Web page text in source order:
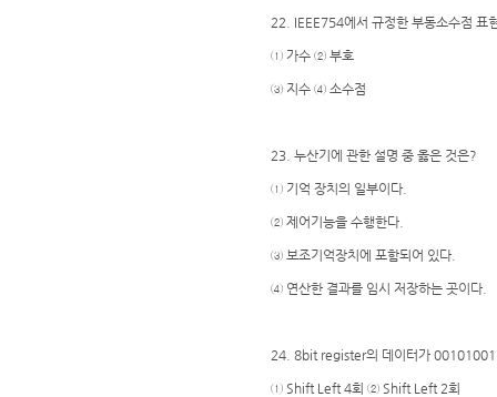
22. IEEE754에서 규정한 부동소수점 표
① 가수 ② 부호
③ 지수 ④ 소수점
23. 누산기에 관한 설명 중 옳은 것은?
① 기억 장치의 일부이다.
② 제어기능을 수행한다.
③ 보조기억장치에 포함되어 있다.
④ 연산한 결과를 임시 저장하는 곳이다.
24. 8bit register의 데이터가 00101001
① Shift Left 4회 ② Shift Left 2회